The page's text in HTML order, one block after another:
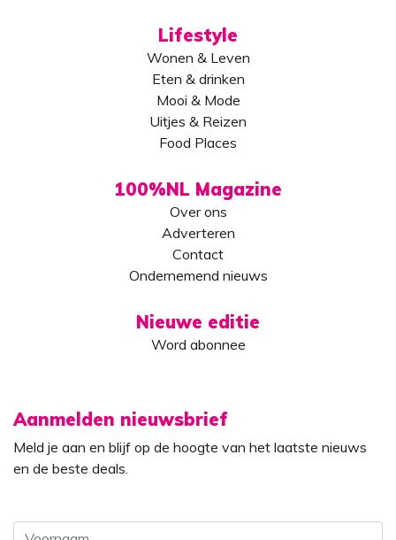
Lifestyle
Wonen & Leven
Eten & drinken
Mooi & Mode
Uitjes & Reizen
Food Places
100%NL Magazine
Over ons
Adverteren
Contact
Ondernemend nieuws
Nieuwe editie
Word abonnee
Aanmelden nieuwsbrief
Meld je aan en blijf op de hoogte van het laatste nieuws
en de beste deals.